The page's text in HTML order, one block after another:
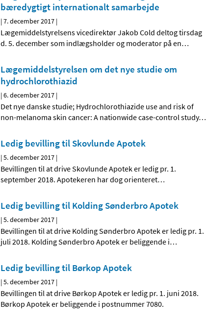
bæredygtigt internationalt samarbejde
|7. december 2017 |
Lægemiddelstyrelsens vicedirektør Jakob Cold deltog tirsdag
d. 5. december som indlægsholder og moderator på en…
Lægemiddelstyrelsen om det nye studie om
hydrochlorothiazid
|6. december 2017 |
Det nye danske studie; Hydrochlorothiazide use and risk of
non-melanoma skin cancer: A nationwide case-control study…
Ledig bevilling til Skovlunde Apotek
|5. december 2017 |
Bevillingen til at drive Skovlunde Apotek er ledig pr. 1.
september 2018. Apotekeren har dog orienteret…
Ledig bevilling til Kolding Sønderbro Apotek
|5. december 2017 |
Bevillingen til at drive Kolding Sønderbro Apotek er ledig pr. 1.
juli 2018. Kolding Sønderbro Apotek er beliggende i…
Ledig bevilling til Børkop Apotek
|5. december 2017 |
Bevillingen til at drive Børkop Apotek er ledig pr. 1. juni 2018.
Børkop Apotek er beliggende i postnummer 7080.